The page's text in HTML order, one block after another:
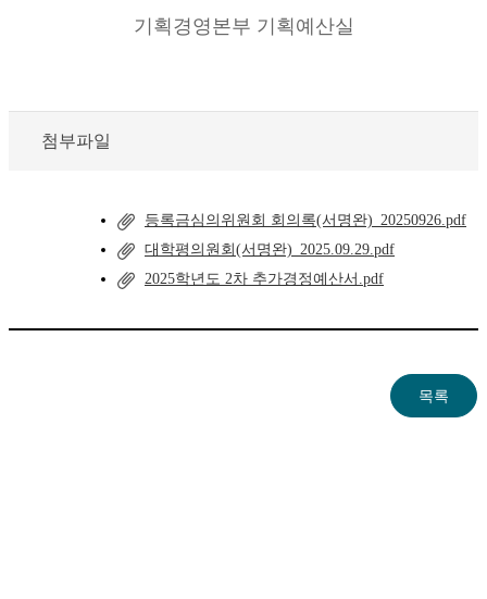
기획경영본부 기획예산실
첨부파일
등록금심의위원회 회의록(서명완)_20250926.pdf
대학평의원회(서명완)_2025.09.29.pdf
2025학년도 2차 추가경정예산서.pdf